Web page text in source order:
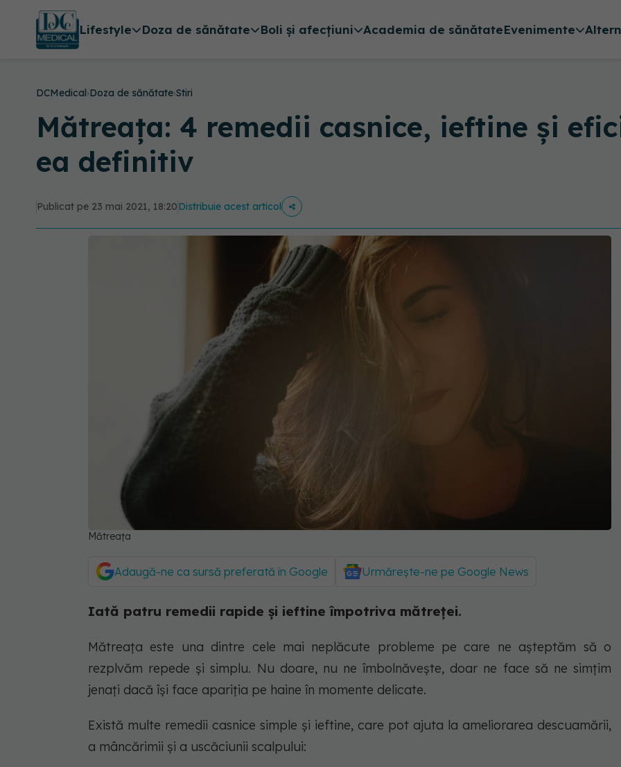
Lifestyle Doza de sănătate Boli și afecțiuni Academia de sănătateEvenimente
DCMedical›Doza de sănătate›Stiri
Mătreața: 4 remedii casnice, ieftine și
ea definitiv
Publicat pe 23 mai 2021, 18:20Distribuie acest articol
Mătreața
Adaugă-ne ca sursă preferată în Google Urmărește-ne pe Google News
Iată patru remedii rapide și ieftine împotriva mătreței.
Mătreața este una dintre cele mai neplăcute probleme pe care ne așteptăm să o
rezplvăm repede și simplu. Nu doare, nu ne îmbolnăvește, doar ne face să ne simțim
jenați dacă își face apariția pe haine în momente delicate.
Există multe remedii casnice simple și ieftine, care pot ajuta la ameliorarea descuamării,
a mâncărimii și a uscăciunii scalpului: